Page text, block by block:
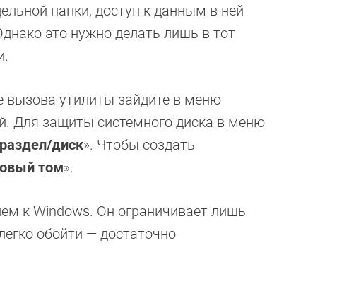
папки, доступ к данным в ней
это нужно делать лишь в тот
утилиты зайдите в меню
Для защиты системного диска в меню
диск». Чтобы создать
том».
к Windows. Он ограничивает лишь
обойти — достаточно